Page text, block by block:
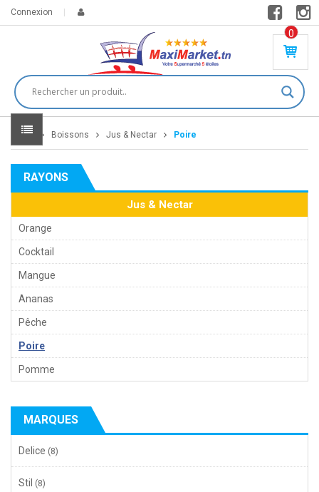
Connexion
0
PR
DU
IT(
S)
DT
Home Boissons Jus & Nectar Poire
RAYONS
Jus & Nectar
Orange
Cocktail
Mangue
Ananas
Pêche
Poire
Pomme
MARQUES
Delice (8)
Stil (8)